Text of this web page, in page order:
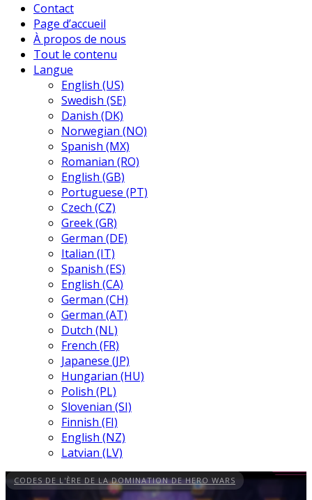
Contact
Page d’accueil
À propos de nous
Tout le contenu
Langue
English (US)
Swedish (SE)
Danish (DK)
Norwegian (NO)
Spanish (MX)
Romanian (RO)
English (GB)
Portuguese (PT)
Czech (CZ)
Greek (GR)
German (DE)
Italian (IT)
Spanish (ES)
English (CA)
German (CH)
German (AT)
Dutch (NL)
French (FR)
Japanese (JP)
Hungarian (HU)
Polish (PL)
Slovenian (SI)
Finnish (FI)
English (NZ)
Latvian (LV)
CODES DE L'ÈRE DE LA DOMINATION DE HERO WARS